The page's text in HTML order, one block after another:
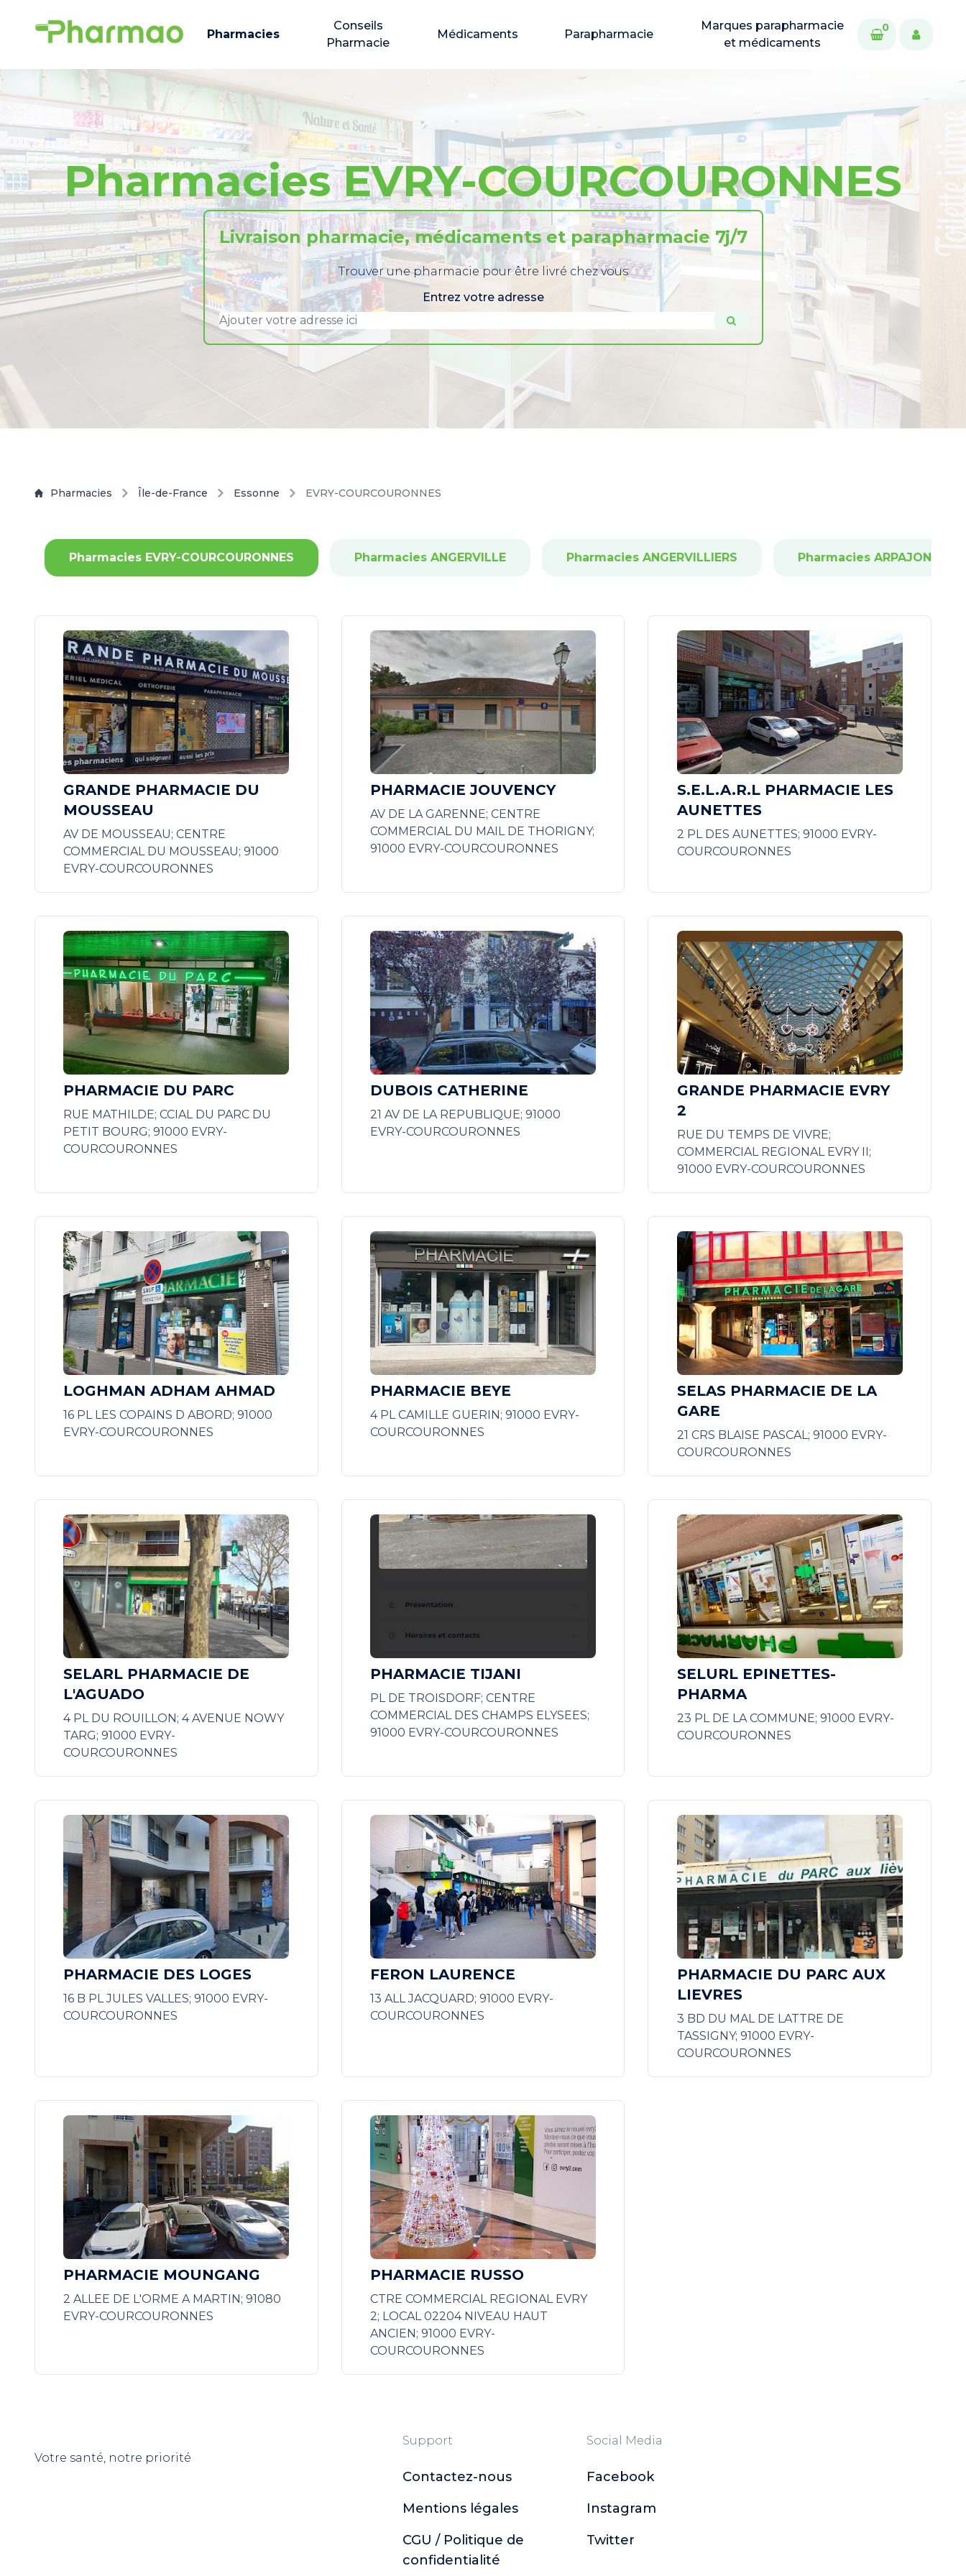
Pharmacies
Conseils
Pharmacie
Médicaments Parapharmacie
Marques parapharmacie
et médicaments
0
Pharmacies EVRY-COURCOURONNES
Livraison pharmacie, médicaments et parapharmacie 7j/7
Trouver une pharmacie pour être livré chez vous
Entrez votre adresse
Pharmacies Île-de-France Essonne EVRY-COURCOURONNES
Pharmacies EVRY-COURCOURONNES Pharmacies ANGERVILLE Pharmacies ANGERVILLIERS Pharmacies ARPAJON
GRANDE PHARMACIE DU
MOUSSEAU
AV DE MOUSSEAU; CENTRE
COMMERCIAL DU MOUSSEAU; 91000
EVRY-COURCOURONNES
PHARMACIE JOUVENCY
AV DE LA GARENNE; CENTRE
COMMERCIAL DU MAIL DE THORIGNY;
91000 EVRY-COURCOURONNES
S.E.L.A.R.L PHARMACIE LES
AUNETTES
2 PL DES AUNETTES; 91000 EVRY-
COURCOURONNES
PHARMACIE DU PARC
RUE MATHILDE; CCIAL DU PARC DU
PETIT BOURG; 91000 EVRY-
COURCOURONNES
DUBOIS CATHERINE
21 AV DE LA REPUBLIQUE; 91000
EVRY-COURCOURONNES
GRANDE PHARMACIE EVRY
2
RUE DU TEMPS DE VIVRE;
COMMERCIAL REGIONAL EVRY II;
91000 EVRY-COURCOURONNES
LOGHMAN ADHAM AHMAD
16 PL LES COPAINS D ABORD; 91000
EVRY-COURCOURONNES
PHARMACIE BEYE
4 PL CAMILLE GUERIN; 91000 EVRY-
COURCOURONNES
SELAS PHARMACIE DE LA
GARE
21 CRS BLAISE PASCAL; 91000 EVRY-
COURCOURONNES
SELARL PHARMACIE DE
L'AGUADO
4 PL DU ROUILLON; 4 AVENUE NOWY
TARG; 91000 EVRY-
COURCOURONNES
PHARMACIE TIJANI
PL DE TROISDORF; CENTRE
COMMERCIAL DES CHAMPS ELYSEES;
91000 EVRY-COURCOURONNES
SELURL EPINETTES-
PHARMA
23 PL DE LA COMMUNE; 91000 EVRY-
COURCOURONNES
PHARMACIE DES LOGES
16 B PL JULES VALLES; 91000 EVRY-
COURCOURONNES
FERON LAURENCE
13 ALL JACQUARD; 91000 EVRY-
COURCOURONNES
PHARMACIE DU PARC AUX
LIEVRES
3 BD DU MAL DE LATTRE DE
TASSIGNY; 91000 EVRY-
COURCOURONNES
PHARMACIE MOUNGANG
2 ALLEE DE L'ORME A MARTIN; 91080
EVRY-COURCOURONNES
PHARMACIE RUSSO
CTRE COMMERCIAL REGIONAL EVRY
2; LOCAL 02204 NIVEAU HAUT
ANCIEN; 91000 EVRY-
COURCOURONNES
Votre santé, notre priorité
Support
Contactez-nous
Mentions légales
CGU / Politique de
confidentialité
Social Media
Facebook
Instagram
Twitter